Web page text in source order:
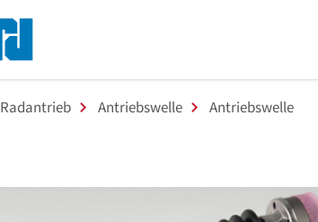
Radantrieb Antriebswelle Antriebswelle